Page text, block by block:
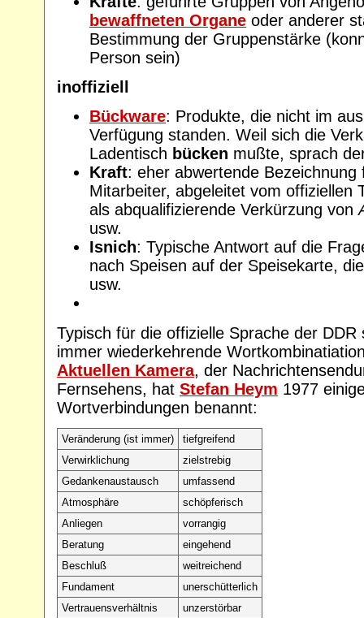
bewaffneten Organe oder anderer
Bestimmung der Gruppenstärke
Person sein)
inoffiziell
Bückware: Produkte, die nicht im
Verfügung standen. Weil sich die
Ladentisch bücken mußte, sprach
Kraft: eher abwertende
Mitarbeiter, abgeleitet vom offiziellen
als abqualifizierende Verkürzung von
usw.
Isnich: Typische Antwort auf die
nach Speisen auf der Speisekarte,
usw.
Typisch für die offizielle Sprache der
immer wiederkehrende
Aktuellen Kamera, der
Fernsehens, hat Stefan Heym 1977
Wortverbindungen benannt:
Veränderung (ist immer)
tiefgreifend
Verwirklichung
zielstrebig
Gedankenaustausch
umfassend
Atmosphäre
schöpferisch
Anliegen
vorrangig
Beratung
eingehend
Beschluß
weitreichend
Fundament
unerschütterlich
Vertrauensverhältnis
unzerstörbar